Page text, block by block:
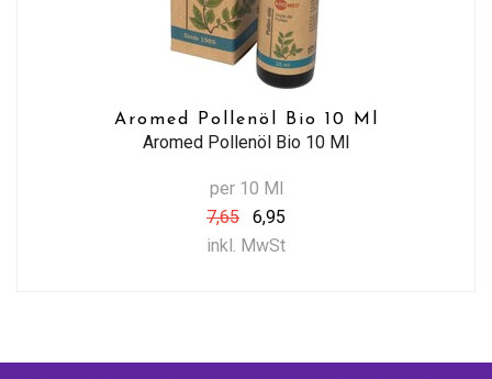
Aromed Pollenöl Bio 10 Ml
Aromed Pollenöl Bio 10 Ml
per 10 Ml
7,65
6,95
inkl. MwSt